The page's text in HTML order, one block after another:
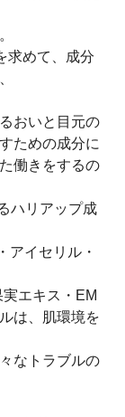
求めて、成分
おいと目元の
ための成分に
働きをするの
ハリアップ成
アイセリル・
エキス・EM
は、肌環境を
なトラブルの